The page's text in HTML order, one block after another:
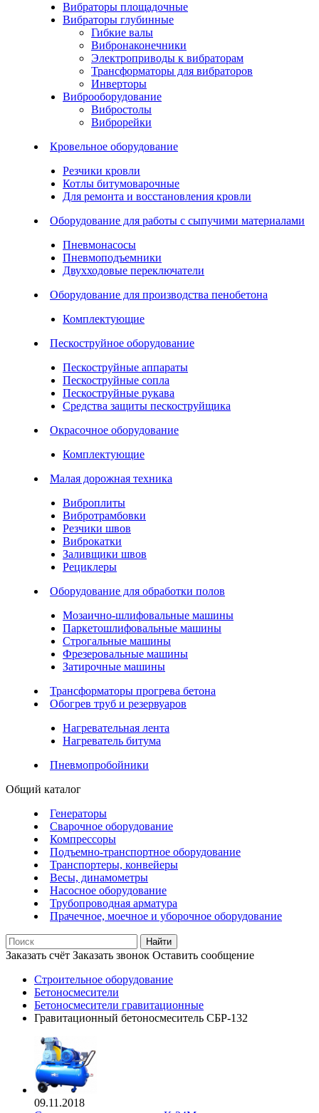
Вибраторы площадочные
Вибраторы глубинные
Гибкие валы
Вибронаконечники
Электроприводы к вибраторам
Трансформаторы для вибраторов
Инверторы
Виброоборудование
Вибростолы
Виброрейки
Кровельное оборудование
Резчики кровли
Котлы битумоварочные
Для ремонта и восстановления кровли
Оборудование для работы с сыпучими материалами
Пневмонасосы
Пневмоподъемники
Двухходовые переключатели
Оборудование для производства пенобетона
Комплектующие
Пескоструйное оборудование
Пескоструйные аппараты
Пескоструйные сопла
Пескоструйные рукава
Средства защиты пескоструйщика
Окрасочное оборудование
Комплектующие
Малая дорожная техника
Виброплиты
Вибротрамбовки
Резчики швов
Виброкатки
Заливщики швов
Рециклеры
Оборудование для обработки полов
Мозаично-шлифовальные машины
Паркетошлифовальные машины
Строгальные машины
Фрезеровальные машины
Затирочные машины
Трансформаторы прогрева бетона
Обогрев труб и резервуаров
Нагревательная лента
Нагреватель битума
Пневмопробойники
Общий каталог
Генераторы
Сварочное оборудование
Компрессоры
Подъемно-транспортное оборудование
Транспортеры, конвейеры
Весы, динамометры
Насосное оборудование
Трубопроводная арматура
Прачечное, моечное и уборочное оборудование
Найти
Заказать счёт Заказать звонок Оставить сообщение
Строительное оборудование
Бетоносмесители
Бетоносмесители гравитационные
Гравитационный бетоносмеситель СБР-132
09.11.2018